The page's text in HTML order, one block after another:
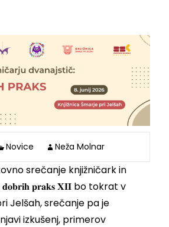
Novice Neža Molnar
srečanje knjižničark in
𝐩𝐫𝐚𝐤𝐬 𝐗𝐈𝐈 bo tokrat v
Jelšah, srečanje pa je
izkušenj, primerov